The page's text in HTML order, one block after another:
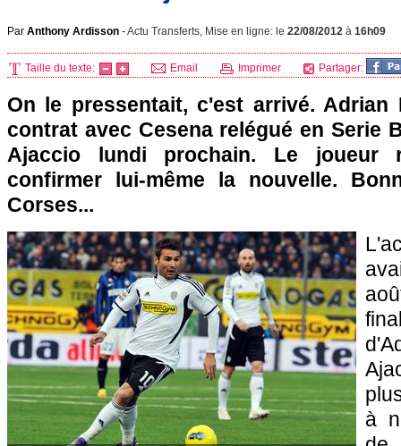
Par Anthony Ardisson -Actu Transferts, Mise en ligne: le 22/08/2012 à 16h09
Taille du texte: Email Imprimer Partager:
On le pressentait, c'est arrivé. Adrian
contrat avec Cesena relégué en Serie
Ajaccio lundi prochain. Le joueur
confirmer lui-même la nouvelle.
Corses...
à